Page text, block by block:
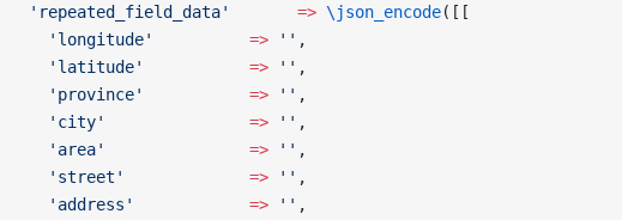
'repeated_field_data'
       =>
\json_encode([[
'longitude'
          =>
'' ,
'latitude'
           =>
'' ,
'province'
           =>
'' ,
'city'
               =>
'' ,
'area'
               =>
'' ,
'street'
             =>
'' ,
'address'
            =>
'' ,